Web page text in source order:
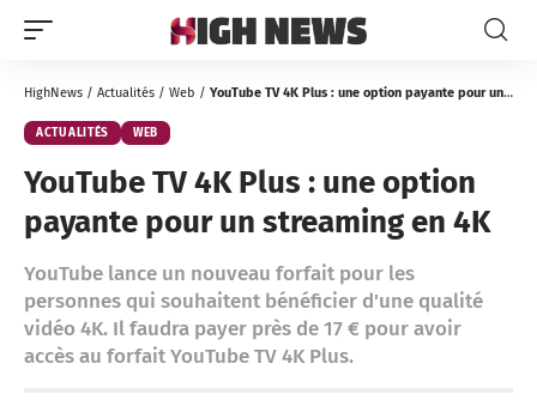
HighNews / Actualités / Web / YouTube TV 4K Plus : une option payante pour un streaming en 4K
ACTUALITÉS WEB
YouTube TV 4K Plus : une option
payante pour un streaming en 4K
YouTube lance un nouveau forfait pour les
personnes qui souhaitent bénéficier d'une qualité
vidéo 4K. Il faudra payer près de 17 € pour avoir
accès au forfait YouTube TV 4K Plus.